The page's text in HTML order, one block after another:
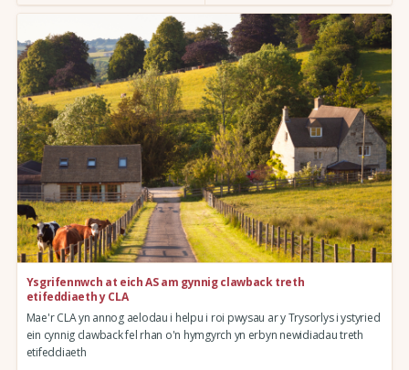
Ysgrifennwch at eich AS am gynnig clawback treth
etifeddiaeth y CLA
Mae'r CLA yn annog aelodau i helpu i roi pwysau ar y Trysorlys i ystyried
ein cynnig clawback fel rhan o'n hymgyrch yn erbyn newidiadau treth
etifeddiaeth